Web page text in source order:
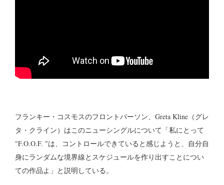
フランキー・コスモスのフロントパーソン、Greta Kline（グレ
タ・クライン）はこのニューシングルについて「私にとって
"F.O.O.F. "は、コントロールできていると感じようと、自分自
身にランダムな境界線とスケジュールを作り出すことについ
ての作品よ」と説明している。